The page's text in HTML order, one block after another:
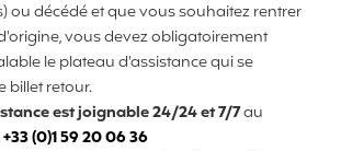
ou décédé et que vous souhaitez rentrer
vous devez obligatoirement
le plateau d'assistance qui se
billet retour.
est joignable 24/24 et 7/7au
+33 (0)1 59 20 06 36